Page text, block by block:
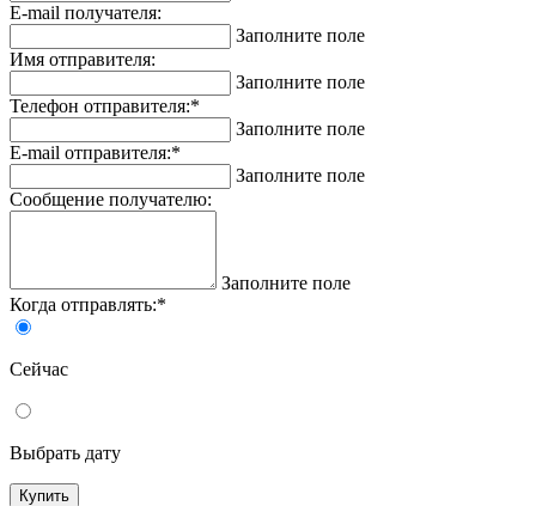
E-mail получателя:
Заполните поле
Имя отправителя:
Заполните поле
Телефон отправителя:*
Заполните поле
E-mail отправителя:*
Заполните поле
Сообщение получателю:
Заполните поле
Когда отправлять:*
Сейчас
Выбрать дату
Купить